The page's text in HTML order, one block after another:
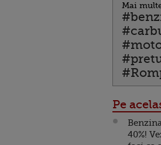
Mai
Pe
40%!